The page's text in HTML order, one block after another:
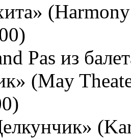
Pas из
(May